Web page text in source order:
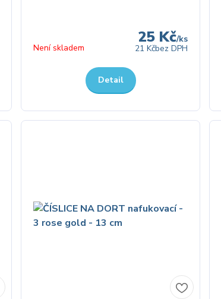
25 Kč/ks
21 Kčbez DPH
Není skladem
Detail